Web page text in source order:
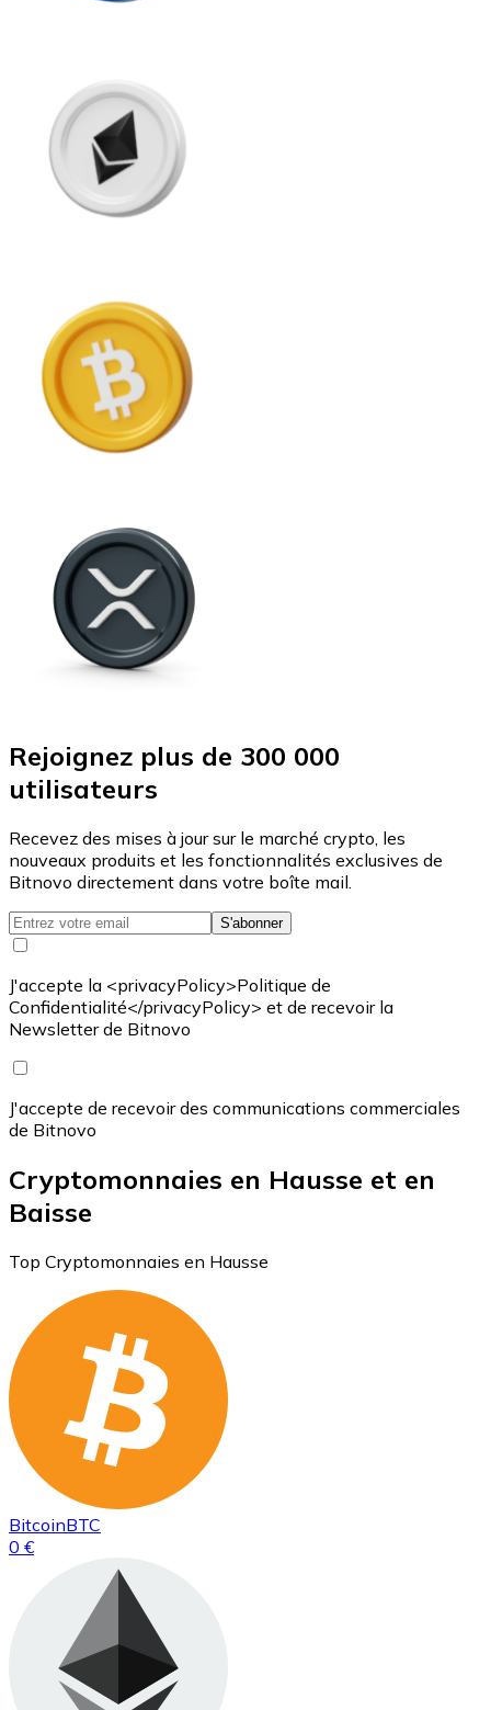
Rejoignez plus de 300 000
utilisateurs
Recevez des mises à jour sur le marché crypto, les
nouveaux produits et les fonctionnalités exclusives de
Bitnovo directement dans votre boîte mail.
S'abonner
J'accepte la <privacyPolicy>Politique de
Confidentialité</privacyPolicy> et de recevoir la
Newsletter de Bitnovo
J'accepte de recevoir des communications commerciales
de Bitnovo
Cryptomonnaies en Hausse et en
Baisse
Top Cryptomonnaies en Hausse
BitcoinBTC
0 €